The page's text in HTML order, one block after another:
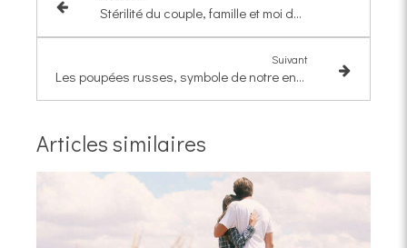
Stérilité du couple, famille et moi dans tout cela
Suivant
Les poupées russes, symbole de notre enfant intérieur
Articles similaires